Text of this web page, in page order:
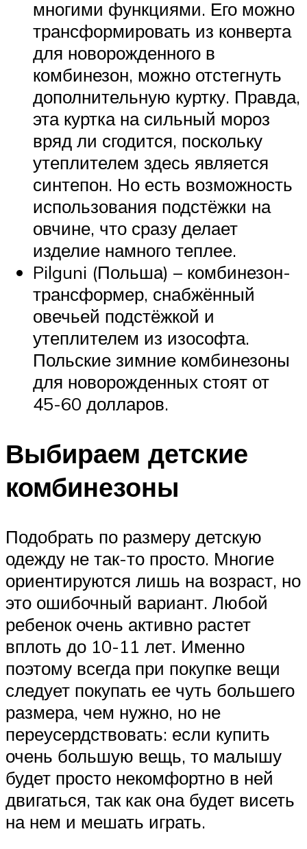
многими функциями. Его можно
трансформировать из конверта
для новорожденного в
комбинезон, можно отстегнуть
дополнительную куртку. Правда,
эта куртка на сильный мороз
вряд ли сгодится, поскольку
утеплителем здесь является
синтепон. Но есть возможность
использования подстёжки на
овчине, что сразу делает
изделие намного теплее.
Pilguni (Польша) – комбинезон-
трансформер, снабжённый
овечьей подстёжкой и
утеплителем из изософта.
Польские зимние комбинезоны
для новорожденных стоят от
45-60 долларов.
Выбираем детские
комбинезоны
Подобрать по размеру детскую
одежду не так-то просто. Многие
ориентируются лишь на возраст, но
это ошибочный вариант. Любой
ребенок очень активно растет
вплоть до 10-11 лет. Именно
поэтому всегда при покупке вещи
следует покупать ее чуть большего
размера, чем нужно, но не
переусердствовать: если купить
очень большую вещь, то малышу
будет просто некомфортно в ней
двигаться, так как она будет висеть
на нем и мешать играть.